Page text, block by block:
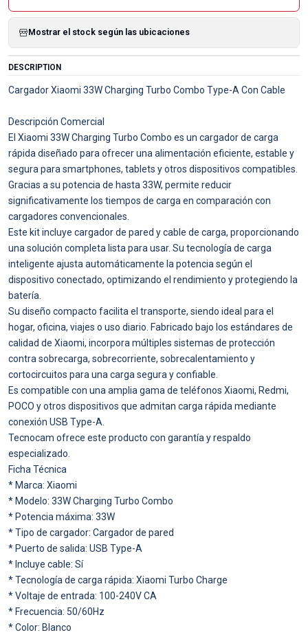
Mostrar el stock según las ubicaciones
DESCRIPTION
Cargador Xiaomi 33W Charging Turbo Combo Type-A Con Cable
Descripción Comercial
El Xiaomi 33W Charging Turbo Combo es un cargador de carga
rápida diseñado para ofrecer una alimentación eficiente, estable y
segura para smartphones, tablets y otros dispositivos compatibles.
Gracias a su potencia de hasta 33W, permite reducir
significativamente los tiempos de carga en comparación con
cargadores convencionales.
Este kit incluye cargador de pared y cable de carga, proporcionando
una solución completa lista para usar. Su tecnología de carga
inteligente ajusta automáticamente la potencia según el
dispositivo conectado, optimizando el rendimiento y protegiendo la
batería.
Su diseño compacto facilita el transporte, siendo ideal para el
hogar, oficina, viajes o uso diario. Fabricado bajo los estándares de
calidad de Xiaomi, incorpora múltiples sistemas de protección
contra sobrecarga, sobrecorriente, sobrecalentamiento y
cortocircuitos para una carga segura y confiable.
Es compatible con una amplia gama de teléfonos Xiaomi, Redmi,
POCO y otros dispositivos que admitan carga rápida mediante
conexión USB Type-A.
Tecnocam ofrece este producto con garantía y respaldo
especializado.
Ficha Técnica
* Marca: Xiaomi
* Modelo: 33W Charging Turbo Combo
* Potencia máxima: 33W
* Tipo de cargador: Cargador de pared
* Puerto de salida: USB Type-A
* Incluye cable: Sí
* Tecnología de carga rápida: Xiaomi Turbo Charge
* Voltaje de entrada: 100-240V CA
* Frecuencia: 50/60Hz
* Color: Blanco